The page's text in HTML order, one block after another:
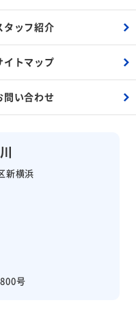
新横浜
号
タッフ紹介
イトマップ
問い合わせ